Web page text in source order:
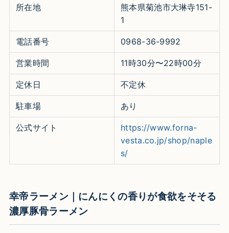
所在地
熊本県菊池市大琳寺151-
1
電話番号 0968-36-9992
営業時間 11時30分〜22時00分
定休日 不定休
駐車場 あり
公式サイト
https://www.forna-
vesta.co.jp/shop/naple
s/
幸帝ラーメン｜にんにくの香りが食欲をそそる
濃厚豚骨ラーメン